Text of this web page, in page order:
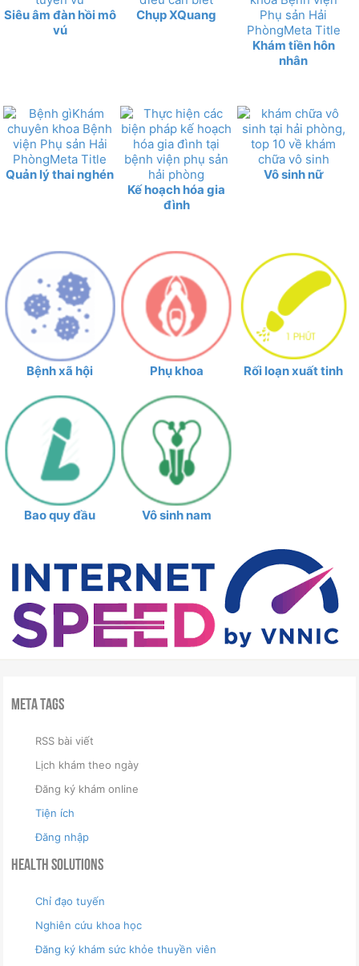
Siêu âm đàn hồi mô
vú
Chụp XQuang
Khám tiền hôn
nhân
Quản lý thai nghén
Kế hoạch hóa gia
đình
Vô sinh nữ
Bệnh xã hội Phụ khoa Rối loạn xuất tinh
Bao quy đầu Vô sinh nam
Meta Tags
RSS bài viết
Lịch khám theo ngày
Đăng ký khám online
Tiện ích
Đăng nhập
Health Solutions
Chỉ đạo tuyến
Nghiên cứu khoa học
Đăng ký khám sức khỏe thuyền viên